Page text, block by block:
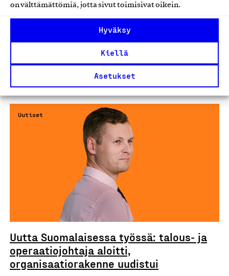
on välttämättömiä, jotta sivut toimisivat oikein.
Hyväksy
Kiellä
Asetukset
Lisää uutisia
Kaikki ajankohtaiset
Uutiset
Uutta Suomalaisessa työssä: talous- ja
operaatiojohtaja aloitti,
organisaatiorakenne uudistui